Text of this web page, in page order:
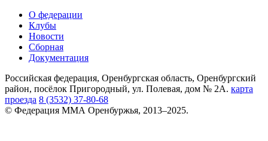
О федерации
Клубы
Новости
Сборная
Документация
Российская федерация, Оренбургская область, Оренбургский
район, посёлок Пригородный, ул. Полевая, дом № 2А. карта
проезда 8 (3532) 37-80-68
© Федерация ММА Оренбуржья, 2013–2025.